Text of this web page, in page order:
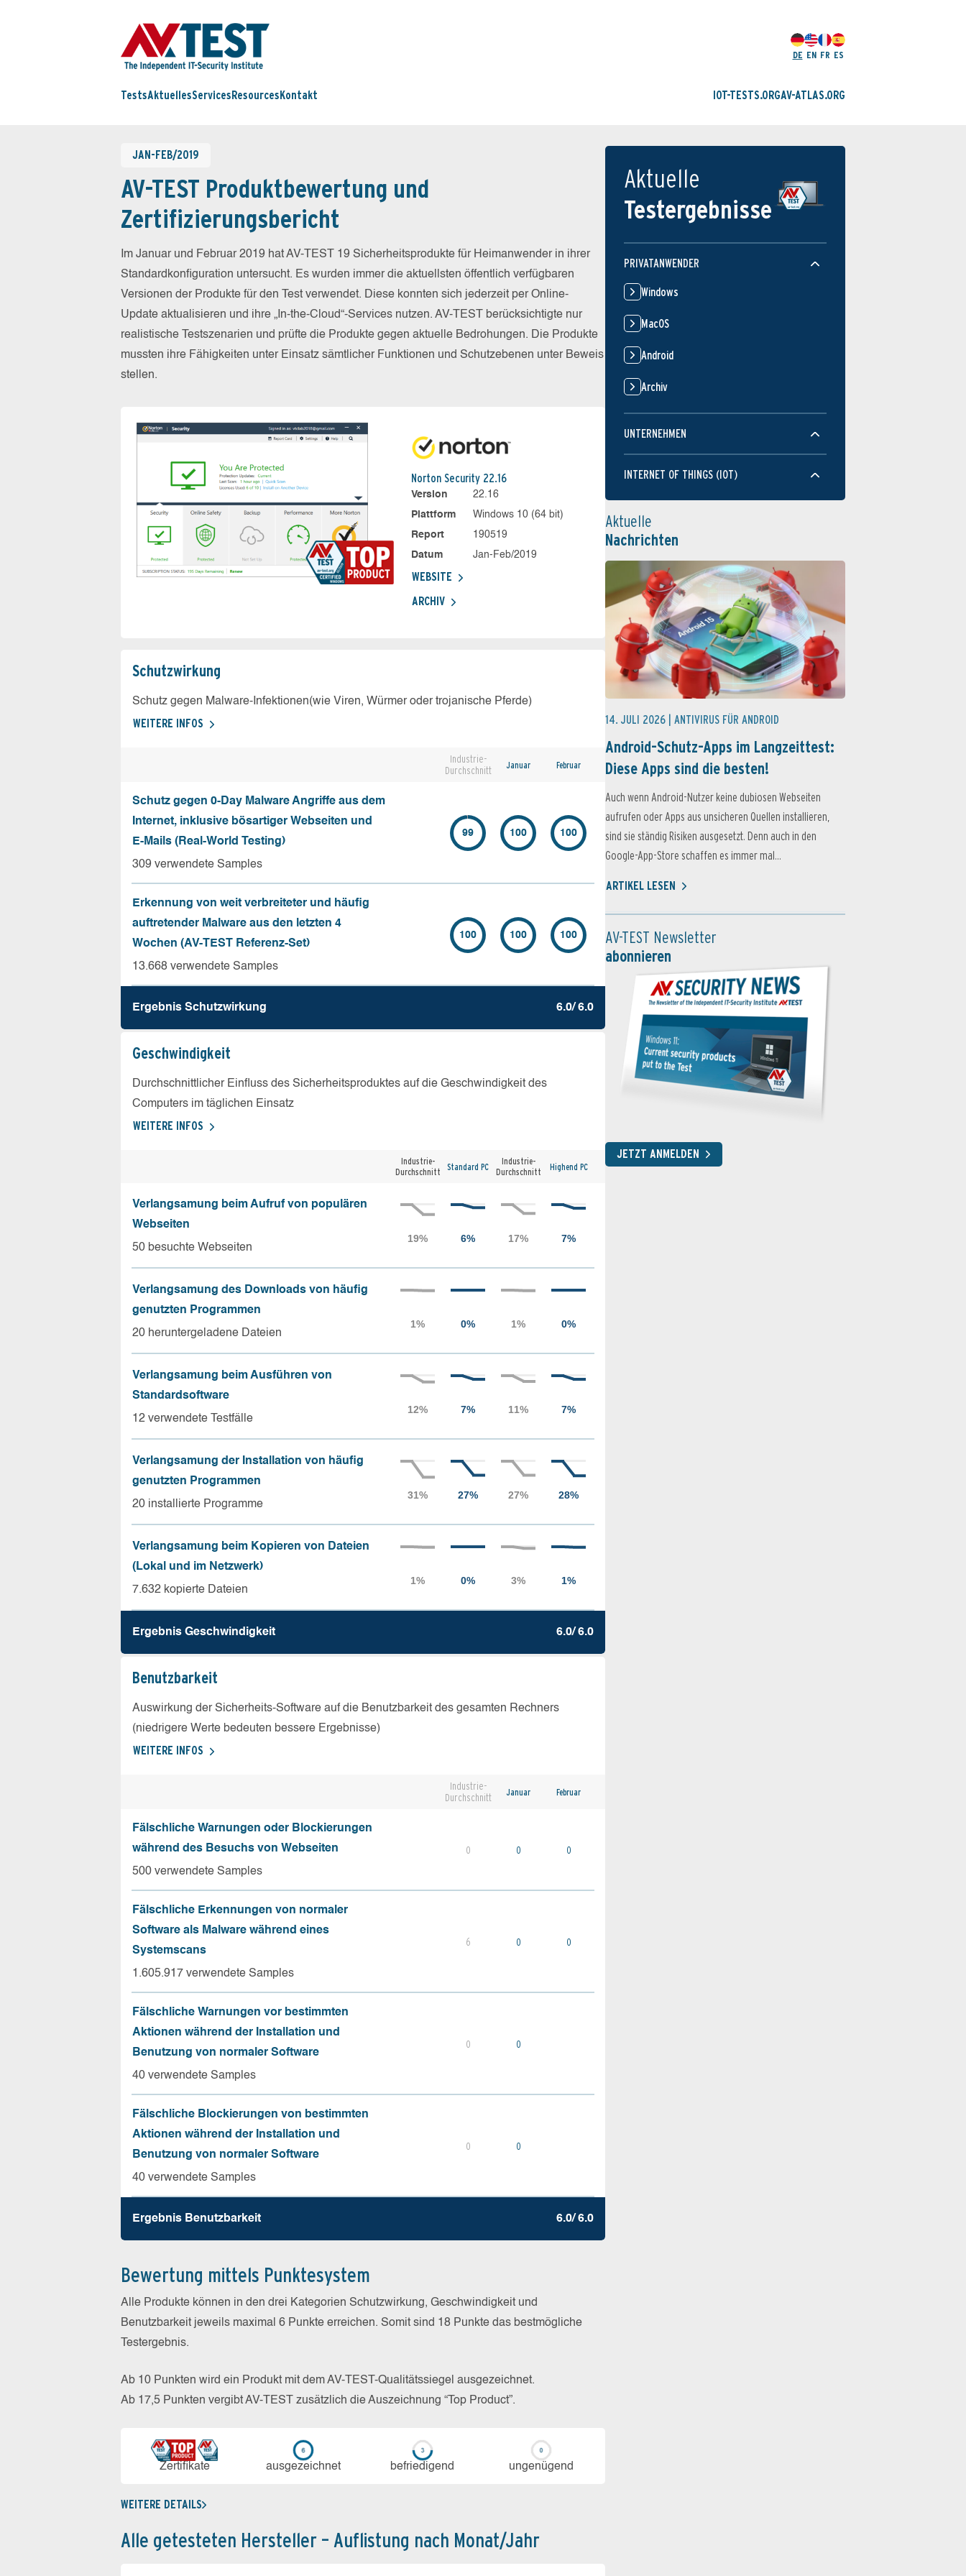
DE EN FR ES
TestsAktuellesServices Resources Kontakt IOT-TESTS.ORGAV-ATLAS.ORG
JAN-FEB/2019
AV-TEST Produktbewertung und
Zertifizierungsbericht
Im Januar und Februar 2019 hat AV-TEST 19 Sicherheitsprodukte für Heimanwender in ihrer
Standardkonfiguration untersucht. Es wurden immer die aktuellsten öffentlich verfügbaren
Versionen der Produkte für den Test verwendet. Diese konnten sich jederzeit per Online-
Update aktualisieren und ihre „In-the-Cloud“-Services nutzen. AV-TEST berücksichtigte nur
realistische Testszenarien und prüfte die Produkte gegen aktuelle Bedrohungen. Die Produkte
mussten ihre Fähigkeiten unter Einsatz sämtlicher Funktionen und Schutzebenen unter Beweis
stellen.
Norton Security 22.16
Version
22.16
Plattform
Windows 10 (64 bit)
Report
190519
Datum
Jan-Feb/2019
WEBSITE
ARCHIV
Schutz­wirkung
Schutz gegen Malware-Infektionen(wie Viren, Würmer oder trojanische Pferde)
WEITERE INFOS
Industrie-
Durchschnitt
Januar Februar
Schutz gegen 0-Day Malware Angriffe aus dem
Internet, inklusive bösartiger Webseiten und
E-Mails (Real-World Testing)
309 verwendete Samples
99 100 100
Erkennung von weit verbreiteter und häufig
auftretender Malware aus den letzten 4
Wochen (AV-TEST Referenz-Set)
13.668 verwendete Samples
100 100 100
Ergebnis Schutz­wirkung 6.0/ 6.0
Geschw­indigkeit
Durchschnittlicher Einfluss des Sicherheitsproduktes auf die Geschwindigkeit des
Computers im täglichen Einsatz
WEITERE INFOS
Industrie-
Durchschnitt
Standard PC
Industrie-
Durchschnitt
Highend PC
Verlangsamung beim Aufruf von populären
Webseiten
50 besuchte Webseiten
Verlangsamung des Downloads von häufig
genutzten Programmen
20 heruntergeladene Dateien
Verlangsamung beim Ausführen von
Standardsoftware
12 verwendete Testfälle
Verlangsamung der Installation von häufig
genutzten Programmen
20 installierte Programme
Verlangsamung beim Kopieren von Dateien
(Lokal und im Netzwerk)
7.632 kopierte Dateien
Ergebnis Geschw­indigkeit 6.0/ 6.0
Benutz­barkeit
Auswirkung der Sicherheits-Software auf die Benutzbarkeit des gesamten Rechners
(niedrigere Werte bedeuten bessere Ergebnisse)
WEITERE INFOS
Industrie-
Durchschnitt
Januar Februar
Fälschliche Warnungen oder Blockierungen
während des Besuchs von Webseiten
500 verwendete Samples
0 0 0
Fälschliche Erkennungen von normaler
Software als Malware während eines
Systemscans
1.605.917 verwendete Samples
6 0 0
Fälschliche Warnungen vor bestimmten
Aktionen während der Installation und
Benutzung von normaler Software
40 verwendete Samples
0 0
Fälschliche Blockierungen von bestimmten
Aktionen während der Installation und
Benutzung von normaler Software
40 verwendete Samples
0 0
Ergebnis Benutz­barkeit 6.0/ 6.0
Bewertung mittels Punktesystem
Alle Produkte können in den drei Kategorien Schutzwirkung, Geschwindigkeit und
Benutzbarkeit jeweils maximal 6 Punkte erreichen. Somit sind 18 Punkte das bestmögliche
Testergebnis.
Ab 10 Punkten wird ein Produkt mit dem AV-TEST-Qualitätssiegel ausgezeichnet.
Ab 17,5 Punkten vergibt AV-TEST zusätzlich die Auszeichnung “Top Product”.
Zerti­fikate aus­ge­zeich­net be­frie­di­gend un­ge­nü­gend
WEITERE DETAILS
Alle getesteten Hersteller – Auflistung nach Monat/Jahr
Aktuelle
Testergebnisse
PRIVATANWENDER
Windows
MacOS
Android
Archiv
UNTERNEHMEN
INTERNET OF THINGS (IOT)
Aktuelle
Nachrichten
14. JULI 2026 | ANTIVIRUS FÜR ANDROID
Android-Schutz-Apps im Langzeittest:
Diese Apps sind die besten!
Auch wenn Android-Nutzer keine dubiosen Webseiten
aufrufen oder Apps aus unsicheren Quellen installieren,
sind sie ständig Risiken ausgesetzt. Denn auch in den
Google-App-Store schaffen es immer mal...
ARTIKEL LESEN
AV-TEST Newsletter
abonnieren
JETZT ANMELDEN